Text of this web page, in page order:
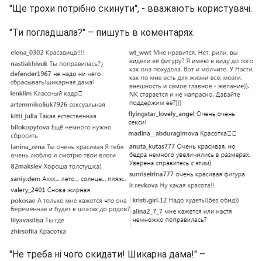
"Ще трохи потрібно скинути", - вважають користувачі.
"Ти погладшала?" – пишуть в коментарях.
"Не треба ні чого скидати! Шикарна дама!" –